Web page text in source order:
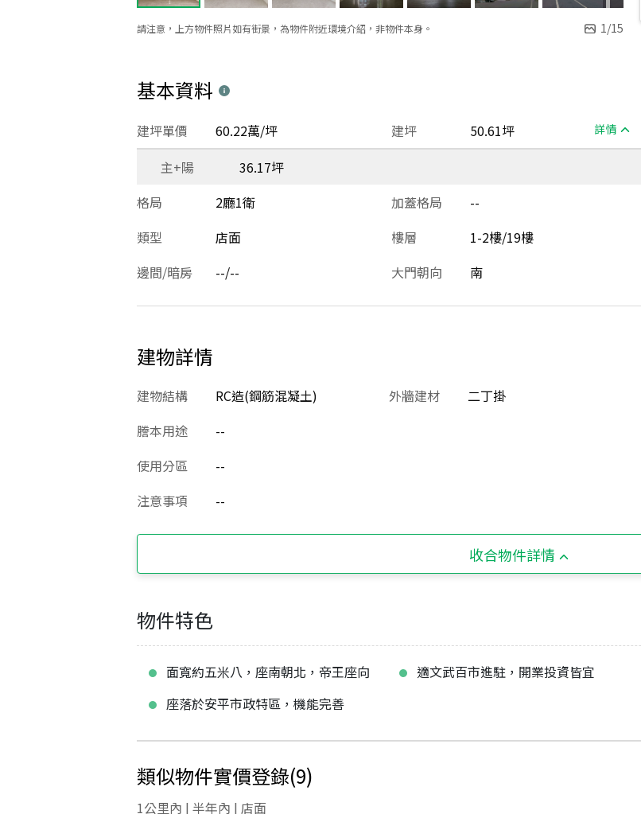
請注意，上方物件照片如有街景，為物件附近環境介紹，非物件本身。 1/15
基本資料
建坪 50.61坪 詳情
建坪單價 60.22萬/坪
主+陽
36.17坪
格局
2廳1衛 加蓋格局 --
類型
店面 樓層 1-2樓/19樓
邊間/暗房
--/-- 大門朝向 南
建物詳情
建物結構 RC造(鋼筋混凝土) 外牆建材 二丁掛
謄本用途
--
使用分區
--
注意事項
--
收合物件詳情
物件特色
面寬約五米八，座南朝北，帝王座向 適文武百市進駐，開業投資皆宜
座落於安平市政特區，機能完善
類似物件實價登錄(9)
1公里內 | 半年內 | 店面